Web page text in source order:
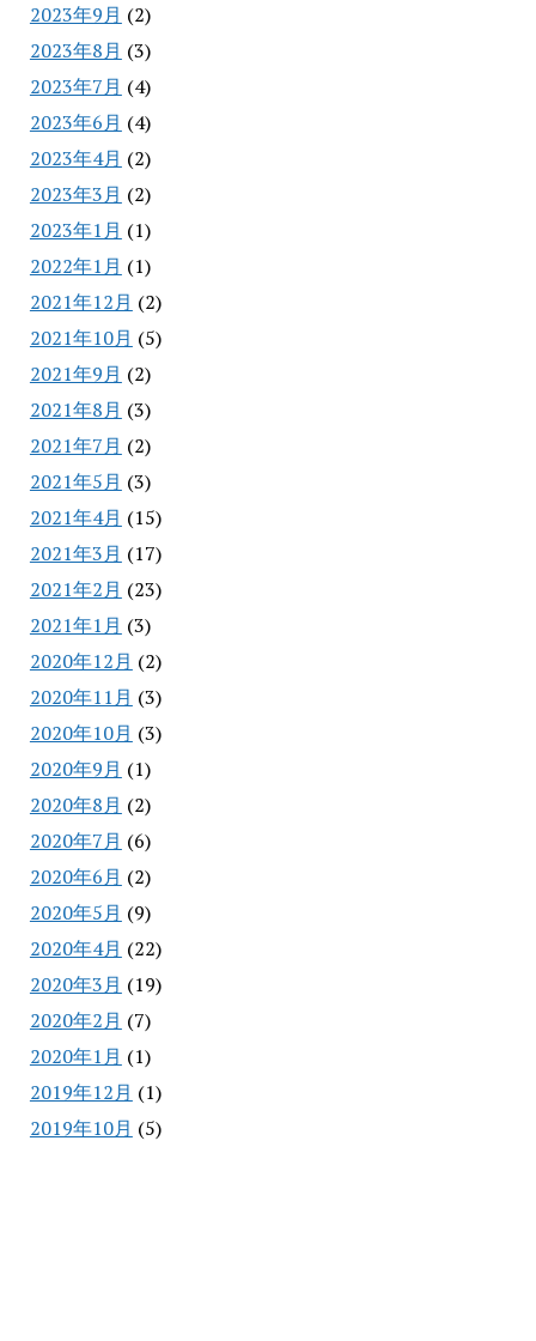
2023年9月 (2)
2023年8月 (3)
2023年7月 (4)
2023年6月 (4)
2023年4月 (2)
2023年3月 (2)
2023年1月 (1)
2022年1月 (1)
2021年12月 (2)
2021年10月 (5)
2021年9月 (2)
2021年8月 (3)
2021年7月 (2)
2021年5月 (3)
2021年4月 (15)
2021年3月 (17)
2021年2月 (23)
2021年1月 (3)
2020年12月 (2)
2020年11月 (3)
2020年10月 (3)
2020年9月 (1)
2020年8月 (2)
2020年7月 (6)
2020年6月 (2)
2020年5月 (9)
2020年4月 (22)
2020年3月 (19)
2020年2月 (7)
2020年1月 (1)
2019年12月 (1)
2019年10月 (5)